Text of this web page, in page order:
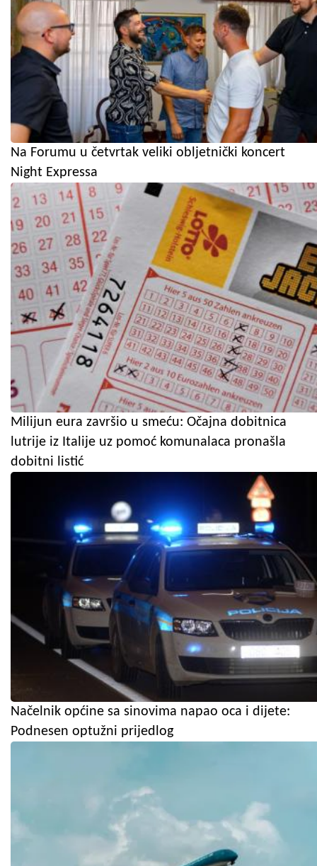
Na Forumu u četvrtak veliki obljetnički koncert
Night Expressa
Milijun eura završio u smeću: Očajna dobitnica
lutrije iz Italije uz pomoć komunalaca pronašla
dobitni listić
Načelnik općine sa sinovima napao oca i dijete:
Podnesen optužni prijedlog